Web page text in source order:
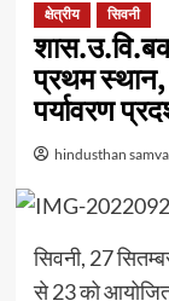
क्षेत्रीय सिवनी
प्रथम स्थान,
पर्यावरण
hindusthan
सिवनी, 27
से 23 को आयोजित